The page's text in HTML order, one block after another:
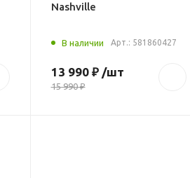
Nashville
В наличии Арт.: 581860427
13 990 ₽/шт
15 990 ₽